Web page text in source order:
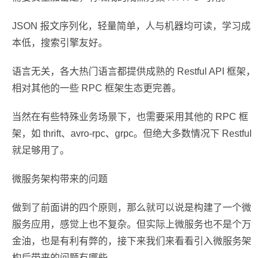
JSON 报文序列化，轻量简单，人与机器均可读，学习成
本低，搜索引擎友好。
语言无关，各大热门语言都提供成熟的 Restful API 框架，
相对其他的一些 RPC 框架生态更完善。
当然在有些特殊业务场景下，也需要采用其他的 RPC 框
架，如 thrift、avro-rpc、grpc。但绝大多数情况下 Restful
就足够用了。
微服务架构带来的问题
做到了前面讲的四个原则，那么就可以说是构建了一个微
服务应用，感觉上也不复杂。但实际上微服务也不是个万
金油，也是有利有弊的，接下来我们来看看引入微服务架